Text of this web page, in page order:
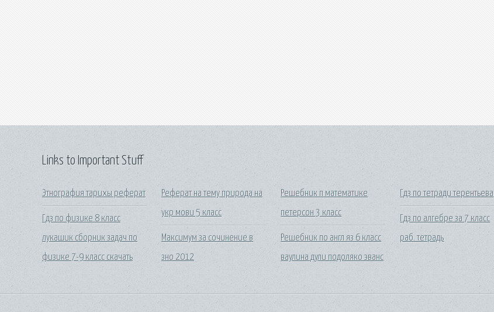
Links to Important Stuff
Этнография тарихы реферат
Гдз по физике 8 класс
лукашик сборник задач по
физике 7-9 класс скачать
Реферат на тему природа на
укр мови 5 класс
Максимум за сочинение в
зно 2012
Решебник п математике
петерсон 3 класс
Решебник по англ яз 6 класс
ваулина дули подоляко эванс
Гдз по тетради терентьева
Гдз по алгебре за 7 класс
раб. тетрадь